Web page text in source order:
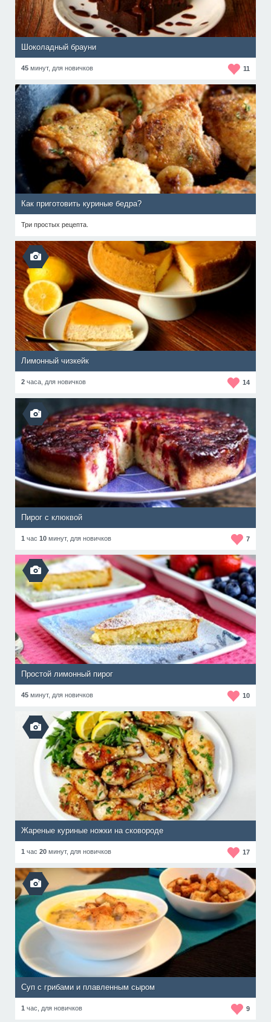
Шоколадный брауни
45 минут, для новичков 11
Как приготовить куриные бедра?
Три простых рецепта.
Лимонный чизкейк
2 часа, для новичков 14
Пирог с клюквой
1 час 10 минут, для новичков 7
Простой лимонный пирог
45 минут, для новичков 10
Жареные куриные ножки на сковороде
1 час 20 минут, для новичков 17
Суп с грибами и плавленным сыром
1 час, для новичков 9